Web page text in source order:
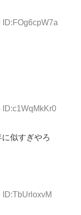
ID:FOg6cpW7a
ID:c1WqMkKr0
似すぎやろ
ID:TbUrloxvM